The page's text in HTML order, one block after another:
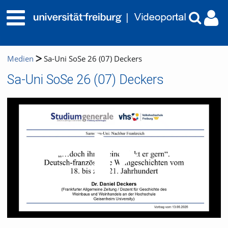
Medien Sa-Uni SoSe 26 (07) Deckers
Sa-Uni SoSe 26 (07) Deckers